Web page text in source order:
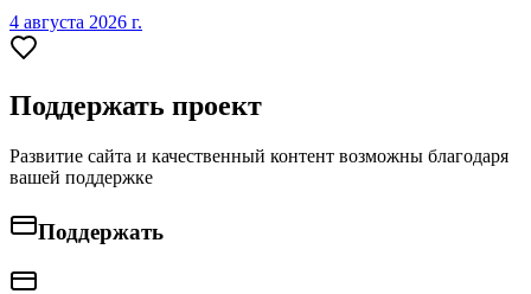
4 августа 2026 г.
Поддержать проект
Развитие сайта и качественный контент возможны благодаря
вашей поддержке
Поддержать